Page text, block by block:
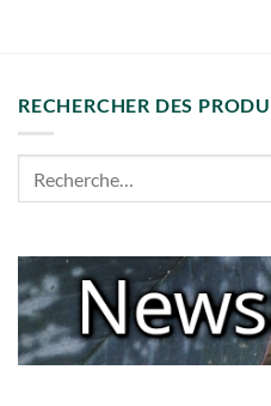
RECHERCHER DES